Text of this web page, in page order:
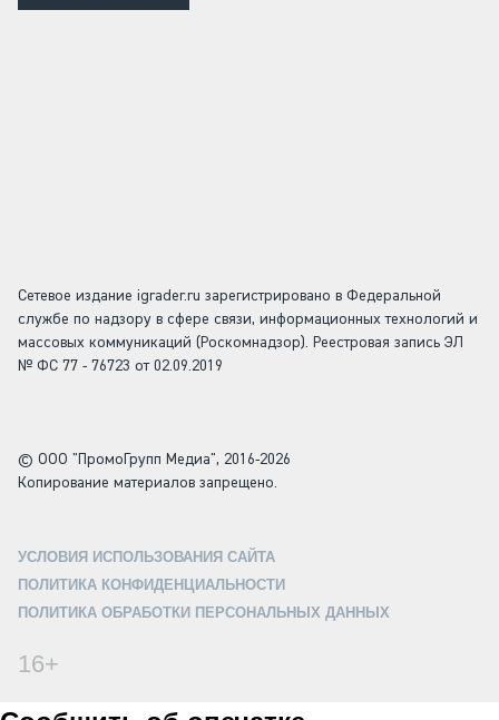
Сетевое издание igrader.ru зарегистрировано в Федеральной
службе по надзору в сфере связи, информационных технологий и
массовых коммуникаций (Роскомнадзор). Реестровая запись ЭЛ
№ ФС 77 - 76723 от 02.09.2019
© ООО "ПромоГрупп Медиа", 2016-2026
Копирование материалов запрещено.
УСЛОВИЯ ИСПОЛЬЗОВАНИЯ САЙТА
ПОЛИТИКА КОНФИДЕНЦИАЛЬНОСТИ
ПОЛИТИКА ОБРАБОТКИ ПЕРСОНАЛЬНЫХ ДАННЫХ
16+